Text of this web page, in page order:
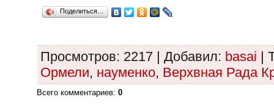
Поделиться…
Просмотров: 2217 | Добавил: basai
Ормели, науменко, Верхвная Рада
Всего комментариев: 0